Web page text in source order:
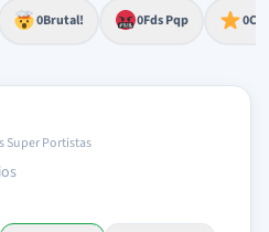
forteprofundo
0Brutal!
grande impacto 0Fds Pqp
frustração ou espanto extremo 0
Super Portistas